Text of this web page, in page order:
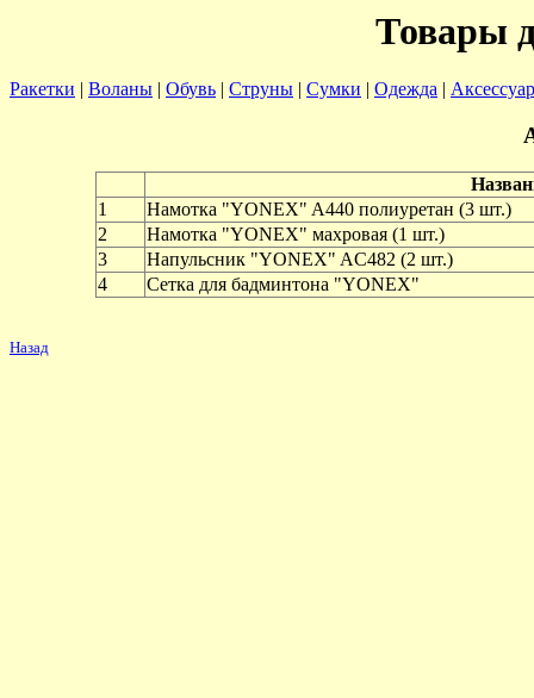
Товары
Ракетки | Воланы | Обувь | Струны | Сумки | Одежда |
1
Намотка "YONEX" A440 полиуретан (3 шт.)
2
Намотка "YONEX" махровая (1 шт.)
3
Напульсник "YONEX" AC482 (2 шт.)
4
Сетка для бадминтона "YONEX"
Назад